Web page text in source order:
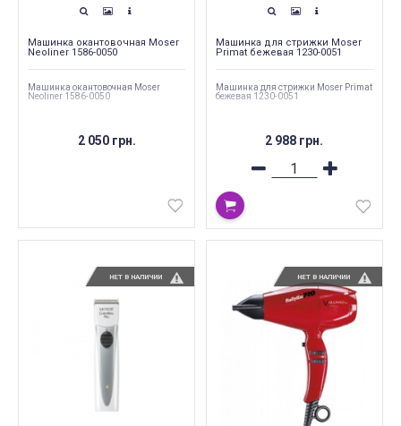
Машинка окантовочная Moser
Neoliner 1586-0050
Машинка окантовочная Moser
Neoliner 1586-0050
2 050 грн.
Машинка для стрижки Moser
Primat бежевая 1230-0051
Машинка для стрижки Moser Primat
бежевая 1230-0051
2 988 грн.
НЕТ В НАЛИЧИИ НЕТ В НАЛИЧИИ